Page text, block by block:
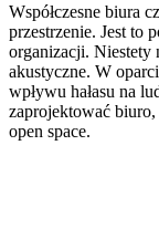
Współczesne biura
przestrzenie. Jest to
organizacji. Niestety
akustyczne. W
wpływu hałasu na
zaprojektować
open space.